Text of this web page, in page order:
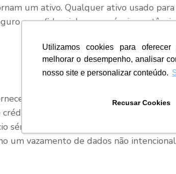
Utilizamos cookies para oferecer
melhorar o desempenho, analisar
nosso site e personalizar conteúdo.
Recusar Cookies
um ativo. Qualquer ativo usado
e confidencial — essa é a
bons serviços ou produtos. Mesmo
seus
confiam em você
sério abusaria das informações de seus
um vazamento de dados não